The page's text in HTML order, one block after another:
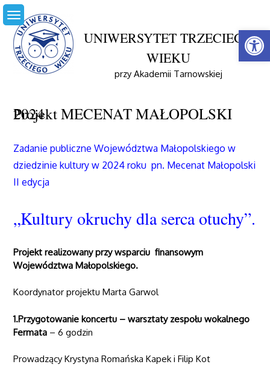
Skip
to
content
UNIWERSYTET TRZECIEGO
WIEKU
przy Akademii Tarnowskiej
Home
Projekt MECENAT MAŁOPOLSKI
Projekt MECENAT MAŁOPOLSKI 2024
Projekt MECENAT MAŁOPOLSKI 2024
Zadanie publiczne Województwa Małopolskiegow
dziedzinie kultury w 2024 rokupn. Mecenat Małopolski
II edycja
„Kultury okruchy dla serca otuchy”.
Projekt realizowany przy wsparciu finansowym
Województwa Małopolskiego.
Koordynator projektu Marta Garwol
1.Przygotowanie koncertu – warsztaty zespołu wokalnego
Fermata – 6 godzin
Prowadzący Krystyna Romańska Kapek i Filip Kot